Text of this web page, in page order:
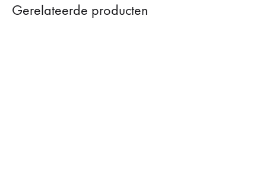
Gerelateerde producten